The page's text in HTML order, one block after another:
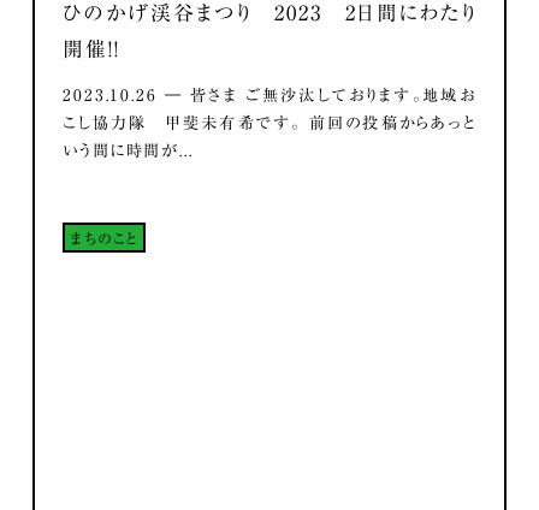
ひのかげ渓谷まつり 2023 2日間にわたり
開催！！
2023.10.26 ― 皆さま ご無沙汰しております。地域お
こし協力隊 甲斐未有希です。 前回の投稿からあっと
いう間に時間が...
まちのこと